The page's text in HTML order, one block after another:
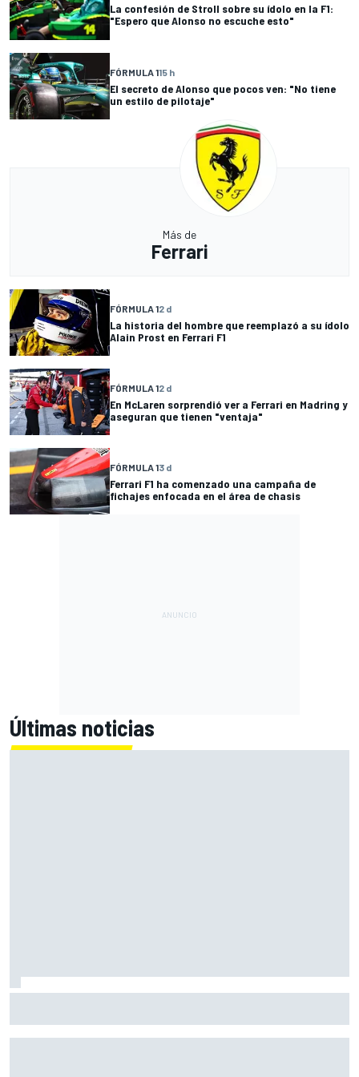
La confesión de Stroll sobre su ídolo en la F1:
"Espero que Alonso no escuche esto"
FÓRMULA 115 h
El secreto de Alonso que pocos ven: "No tiene
un estilo de pilotaje"
Más de
Ferrari
FÓRMULA 12 d
La historia del hombre que reemplazó a su ídolo
Alain Prost en Ferrari F1
FÓRMULA 12 d
En McLaren sorprendió ver a Ferrari en Madring y
aseguran que tienen "ventaja"
FÓRMULA 13 d
Ferrari F1 ha comenzado una campaña de
fichajes enfocada en el área de chasis
Últimas noticias